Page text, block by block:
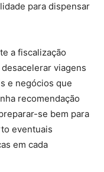
para dispensar
a fiscalização
viagens
e negócios que
recomendação
se bem para
eventuais
em cada